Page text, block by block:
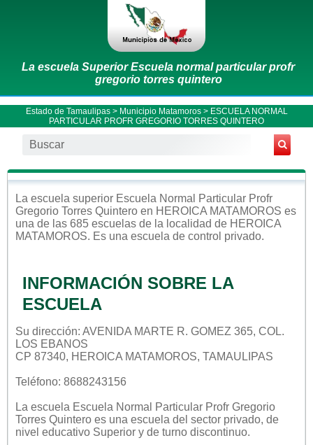
La escuela Superior Escuela normal particular profr
gregorio torres quintero
Estado de Tamaulipas> Municipio Matamoros> ESCUELA NORMAL
PARTICULAR PROFR GREGORIO TORRES QUINTERO
La escuela superior Escuela Normal Particular Profr
Gregorio Torres Quintero en HEROICA MATAMOROS es
una de las 685 escuelas de la localidad de HEROICA
MATAMOROS. Es una escuela de control privado.
INFORMACIÓN SOBRE LA
ESCUELA
Su dirección: AVENIDA MARTE R. GOMEZ 365, COL.
LOS EBANOS
CP 87340, HEROICA MATAMOROS, TAMAULIPAS
Teléfono: 8688243156
La escuela Escuela Normal Particular Profr Gregorio
Torres Quintero es una escuela del sector privado, de
nivel educativo Superior y de turno discontinuo.